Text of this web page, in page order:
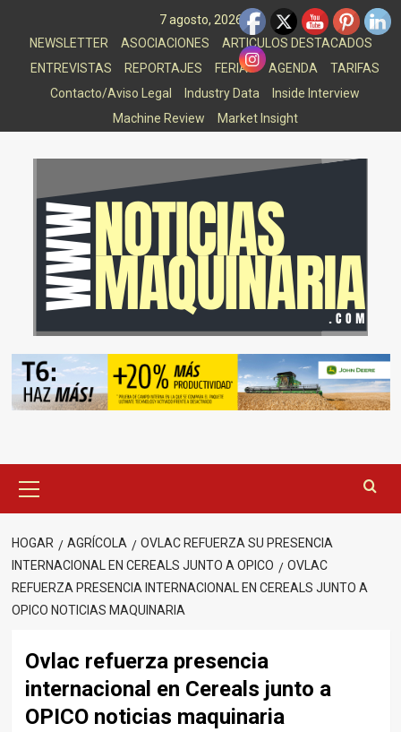
7 agosto, 2026
NEWSLETTER
ASOCIACIONES
ARTICULOS DESTACADOS
ENTREVISTAS
REPORTAJES FERIAS AGENDA
TARIFAS
Contacto/Aviso Legal
Industry Data
Inside Interview
Machine Review
Market Insight
principal
HOGAR AGRÍCOLA
OVLAC REFUERZA SU PRESENCIA
INTERNACIONAL EN CEREALS JUNTO A OPICO
OVLAC
REFUERZA PRESENCIA INTERNACIONAL EN CEREALS JUNTO A
OPICO NOTICIAS MAQUINARIA
Ovlac refuerza presencia
internacional en Cereals junto a
OPICO noticias maquinaria